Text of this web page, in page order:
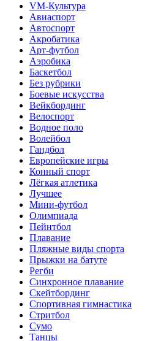
VM-Культура
Авиаспорт
Автоспорт
Акробатика
Арт-футбол
Аэробика
Баскетбол
Без рубрики
Боевые искусства
Вейкбординг
Велоспорт
Водное поло
Волейбол
Гандбол
Европейские игры
Конный спорт
Лёгкая атлетика
Лучшее
Мини-футбол
Олимпиада
Пейнтбол
Плавание
Пляжные виды спорта
Прыжки на батуте
Регби
Синхронное плавание
Скейтбординг
Спортивная гимнастика
Стритбол
Сумо
Танцы